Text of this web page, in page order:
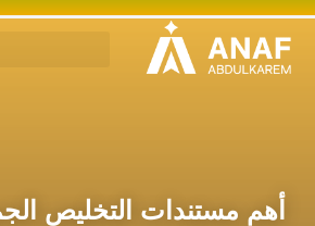
أهم مستندات التخليص